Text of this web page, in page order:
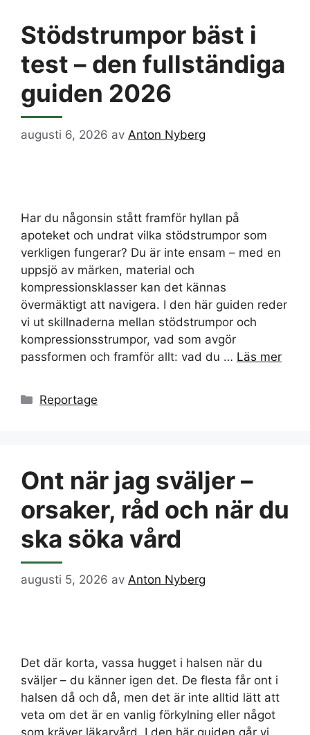
Stödstrumpor bäst i
test – den fullständiga
guiden 2026
augusti 6, 2026 av Anton Nyberg
Har du någonsin stått framför hyllan på
apoteket och undrat vilka stödstrumpor som
verkligen fungerar? Du är inte ensam – med en
uppsjö av märken, material och
kompressionsklasser kan det kännas
övermäktigt att navigera. I den här guiden reder
vi ut skillnaderna mellan stödstrumpor och
kompressionsstrumpor, vad som avgör
passformen och framför allt: vad du … Läs mer
Kategorier
Reportage
Ont när jag sväljer –
orsaker, råd och när du
ska söka vård
augusti 5, 2026 av Anton Nyberg
Det där korta, vassa hugget i halsen när du
sväljer – du känner igen det. De flesta får ont i
halsen då och då, men det är inte alltid lätt att
veta om det är en vanlig förkylning eller något
som kräver läkarvård. I den här guiden går vi